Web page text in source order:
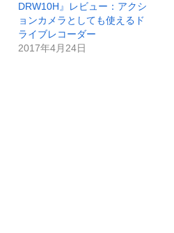
DRW10H』レビュー：アクシ
ョンカメラとしても使えるド
ライブレコーダー
2017年4月24日